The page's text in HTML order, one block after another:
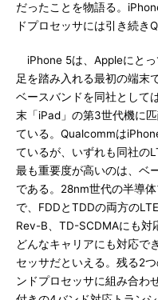
だったことを物語る。
ドプロセッサには引き続き
iPhone 5は、Appleにと
足を踏み入れる最初の端末
ベースバンドを同社として
末「iPad」の第3世代機に
ている。Qualcommは
ているが、いずれも同社の
最も重要度が高いのは、ベ
である。28nm世代の半導
で、FDDとTDDの両方の
Rev-B、TD-SCDMAにも対
どんなキャリアにも対応で
セッサだといえる。残る2
ンドプロセッサに組み合わ